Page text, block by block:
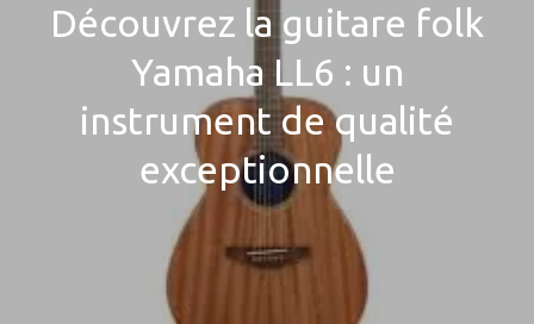
Découvrez la guitare folk
Yamaha LL6 : un
instrument de qualité
exceptionnelle